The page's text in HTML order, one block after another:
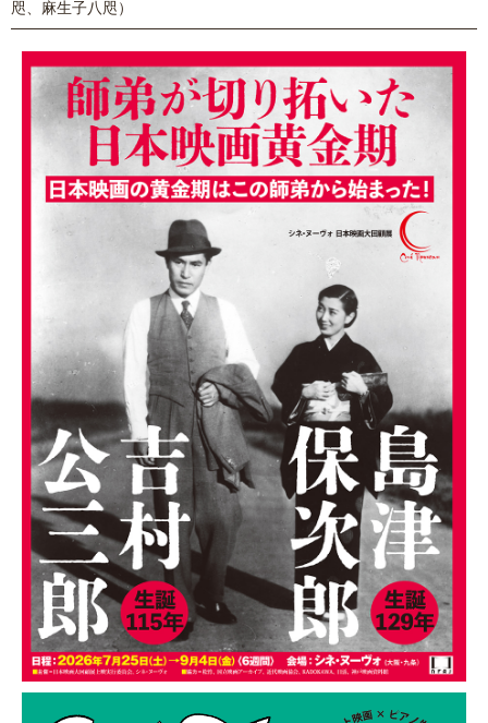
咫、麻生子八咫）